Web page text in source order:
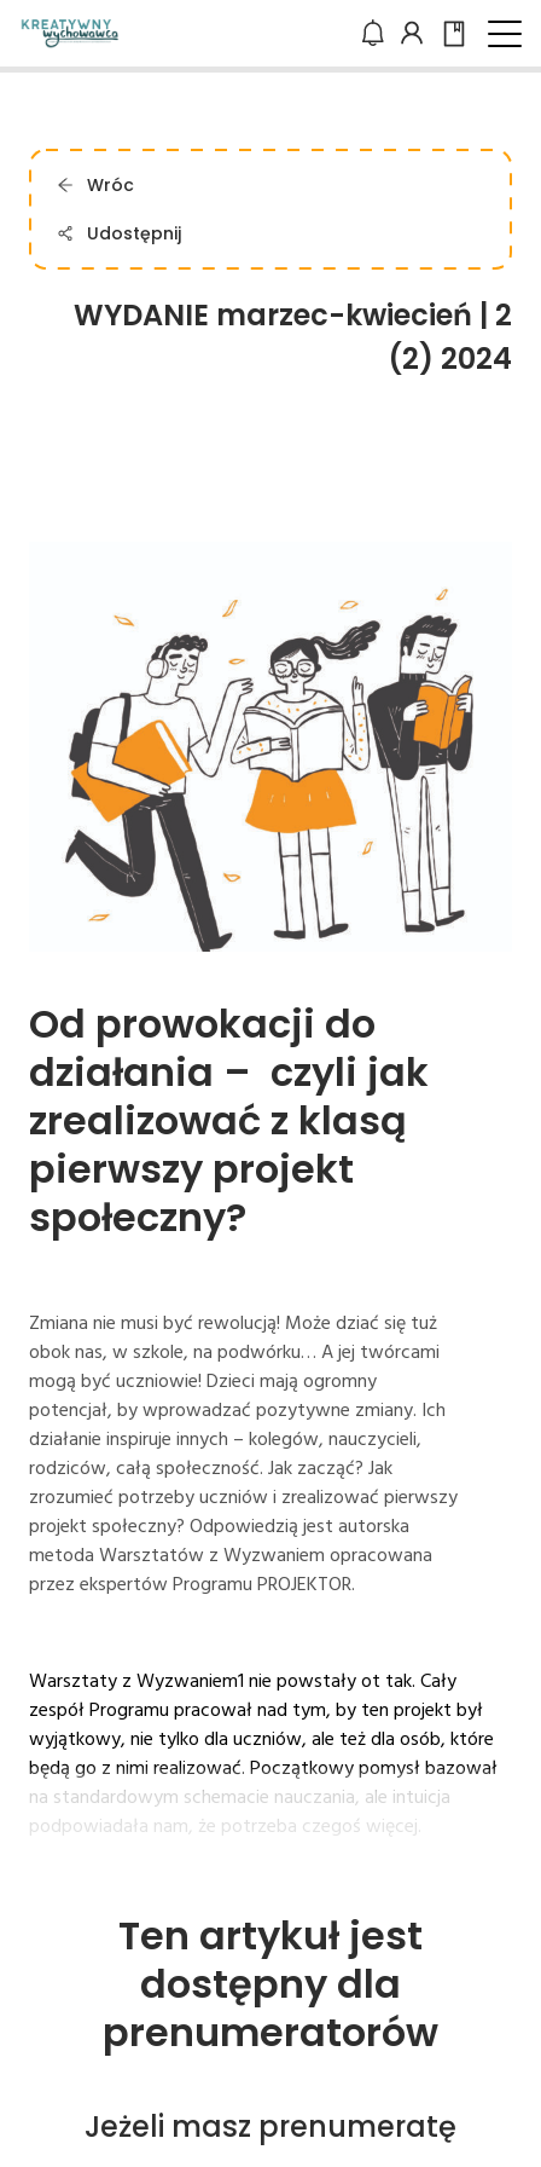
Wróc
Udostępnij
WYDANIE marzec-kwiecień | 2
(2) 2024
Od prowokacji do
działania – czyli jak
zrealizować z klasą
pierwszy projekt
społeczny?
Zmiana nie musi być rewolucją! Może dziać się tuż
obok nas, w szkole, na podwórku… A jej twórcami
mogą być uczniowie! Dzieci mają ogromny
potencjał, by wprowadzać pozytywne zmiany. Ich
działanie inspiruje innych – kolegów, nauczycieli,
rodziców, całą społeczność. Jak zacząć? Jak
zrozumieć potrzeby uczniów i zrealizować pierwszy
projekt społeczny? Odpowiedzią jest autorska
metoda Warsztatów z Wyzwaniem opracowana
przez ekspertów Programu PROJEKTOR.
Warsztaty z Wyzwaniem1 nie powstały ot tak. Cały
zespół Programu pracował nad tym, by ten projekt był
wyjątkowy, nie tylko dla uczniów, ale też dla osób, które
będą go z nimi realizować. Początkowy pomysł bazował
na standardowym schemacie nauczania, ale intuicja
podpowiadała nam, że potrzeba czegoś więcej.
Ten artykuł jest
dostępny dla
prenumeratorów
Jeżeli masz prenumeratę